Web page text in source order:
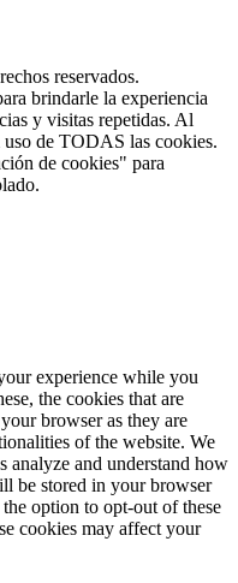
reservados.
brindarle la experiencia
y visitas repetidas. Al
de TODAS las cookies.
de cookies" para
experience while you
the cookies that are
browser as they are
of the website. We
analyze and understand how
be stored in your browser
option to opt-out of these
cookies may affect your